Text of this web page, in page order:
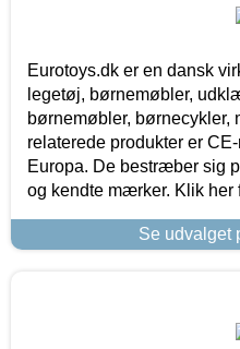
Eurotoys.dk er en dansk
legetøj, børnemøbler,
børnemøbler, børnecykler,
relaterede produkter er
Europa. De bestræber sig
og kendte mærker. Klik her
Se udvalget